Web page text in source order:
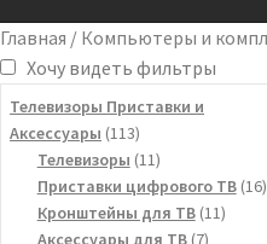
Главная / Компьютеры и
Хочу видеть фильтры
Телевизоры Приставки и
Аксессуары 113113
товаров
Телевизоры 1111
товаров
Приставки цифрового ТВ 1616
Кронштейны для ТВ 1111
Аксессуары для ТВ 77